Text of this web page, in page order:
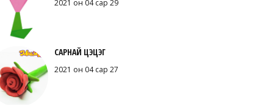
2021 он 04 сар 29
САРНАЙ ЦЭЦЭГ
2021 он 04 сар 27